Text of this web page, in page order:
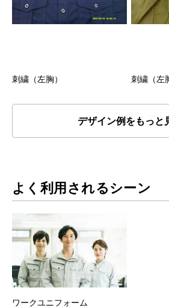
刺繍（左胸） 刺繍（左
デザイン例をもっと
よく利用されるシーン
ワークユニフォーム